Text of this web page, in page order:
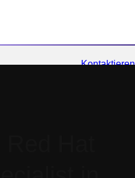
Kontaktieren